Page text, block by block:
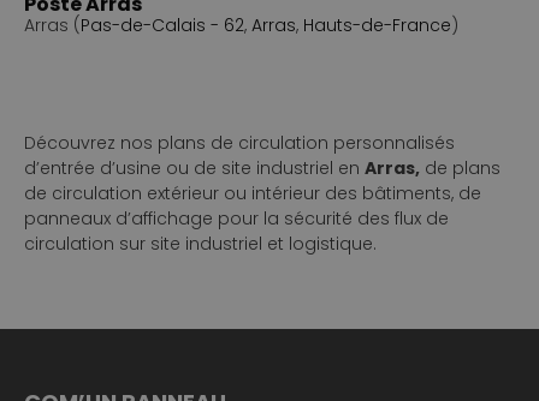
Arras (Pas-de-Calais - 62, Arras, Hauts-de-France)
Découvrez nos plans de circulation personnalisés
d’entrée d’usine ou de site industriel en Arras, de plans
de circulation extérieur ou intérieur des bâtiments, de
panneaux d’affichage pour la sécurité des flux de
circulation sur site industriel et logistique.